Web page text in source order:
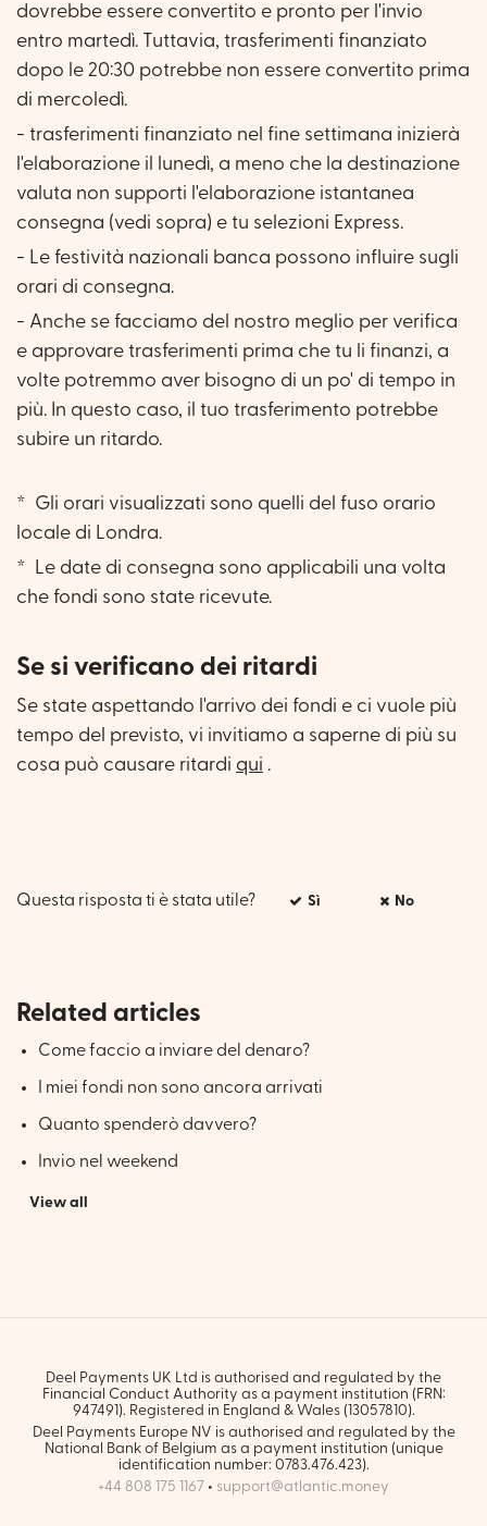
dovrebbe essere convertito e pronto per l'invio
entro martedì. Tuttavia, trasferimenti finanziato
dopo le 20:30 potrebbe non essere convertito prima
di mercoledì.
- trasferimenti finanziato nel fine settimana inizierà
l'elaborazione il lunedì, a meno che la destinazione
valuta non supporti l'elaborazione istantanea
consegna (vedi sopra) e tu selezioni Express.
- Le festività nazionali banca possono influire sugli
orari di consegna.
- Anche se facciamo del nostro meglio per verifica
e approvare trasferimenti prima che tu li finanzi, a
volte potremmo aver bisogno di un po' di tempo in
più. In questo caso, il tuo trasferimento potrebbe
subire un ritardo.
* Gli orari visualizzati sono quelli del fuso orario
locale di Londra.
*
Le date di consegna sono applicabili una volta
che fondi sono state ricevute.
Se si verificano dei ritardi
Se state aspettando l'arrivo dei fondi e ci vuole più
tempo del previsto, vi invitiamo a saperne di più su
cosa può causare ritardi qui .
Questa risposta ti è stata utile? Sì No
Related articles
Come faccio a inviare del denaro?
I miei fondi non sono ancora arrivati
Quanto spenderò davvero?
Invio nel weekend
View all
Deel Payments UK Ltd is authorised and regulated by the
Financial Conduct Authority as a payment institution (FRN:
947491). Registered in England & Wales (13057810).
Deel Payments Europe NV is authorised and regulated by the
National Bank of Belgium as a payment institution (unique
identification number: 0783.476.423).
+44 808 175 1167 • support@atlantic.money